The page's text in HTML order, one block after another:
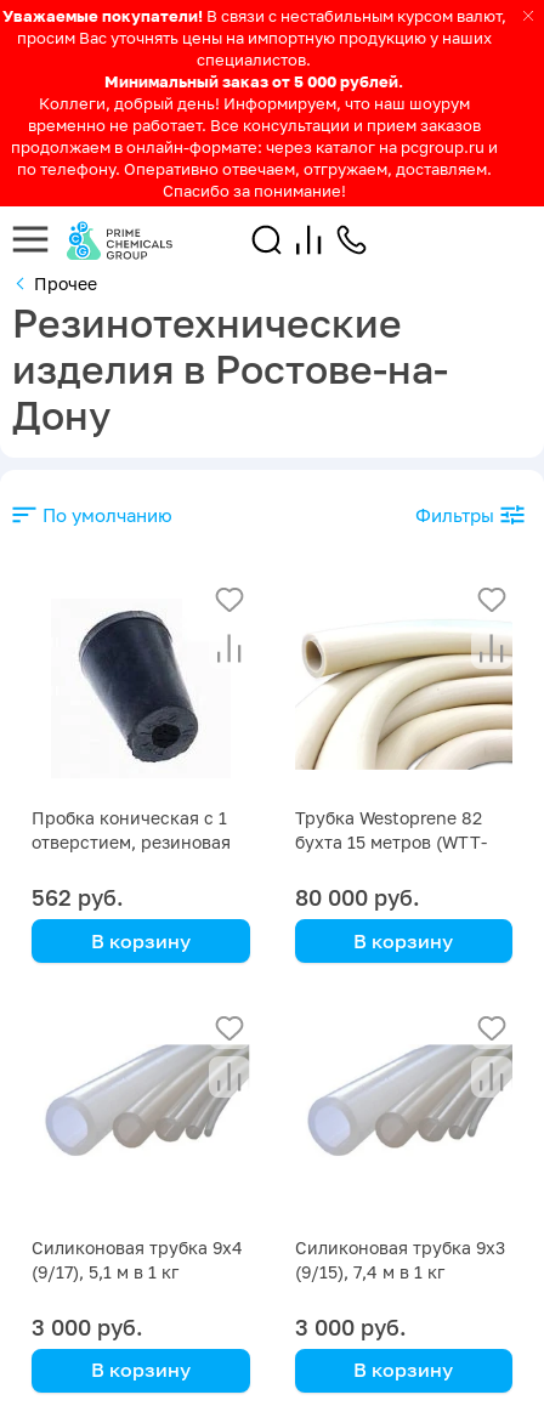
Уважаемые покупатели! В связи с нестабильным курсом валют,
просим Вас уточнять цены на импортную продукцию у наших
специалистов.
Минимальный заказ от 5 000 рублей.
Коллеги, добрый день! Информируем, что наш шоурум
временно не работает. Все консультации и прием заказов
продолжаем в онлайн-формате: через каталог на pcgroup.ru и
по телефону. Оперативно отвечаем, отгружаем, доставляем.
Спасибо за понимание!
Прочее
Резинотехнические
изделия в Ростове-на-
Дону
По умолчанию Фильтры
Пробка коническая с 1
отверстием, резиновая
562 руб.
В корзину
Трубка Westoprene 82
бухта 15 метров (WTT-
80 000 руб.
В корзину
Силиконовая трубка 9х4
(9/17), 5,1 м в 1 кг
3 000 руб.
В корзину
Силиконовая трубка 9х3
(9/15), 7,4 м в 1 кг
3 000 руб.
В корзину